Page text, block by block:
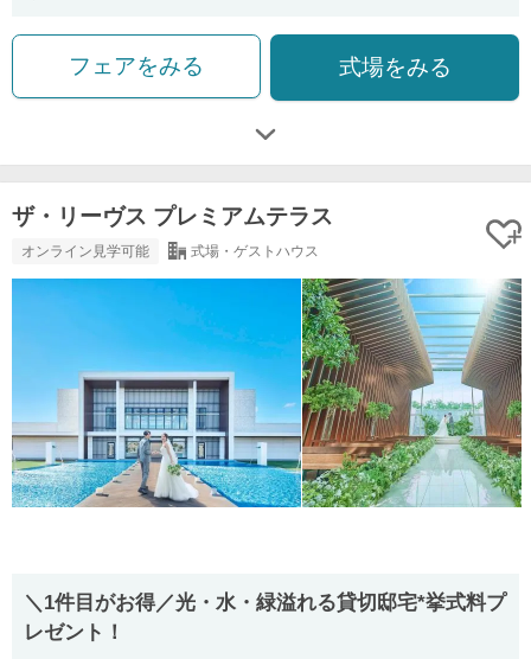
フェアをみる 式場をみる
ザ・リーヴス プレミアムテラス
オンライン見学可能 式場・ゲストハウス
＼1件目がお得／光・水・緑溢れる貸切邸宅*挙式料プ
レゼント！